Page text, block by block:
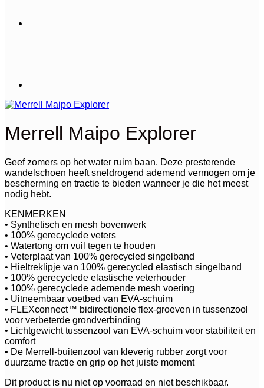
Merrell Maipo Explorer
Geef zomers op het water ruim baan. Deze presterende
wandelschoen heeft sneldrogend ademend vermogen om je
bescherming en tractie te bieden wanneer je die het meest
nodig hebt.
KENMERKEN
• Synthetisch en mesh bovenwerk
• 100% gerecyclede veters
• Watertong om vuil tegen te houden
• Veterplaat van 100% gerecycled singelband
• Hieltreklipje van 100% gerecycled elastisch singelband
• 100% gerecyclede elastische veterhouder
• 100% gerecyclede ademende mesh voering
• Uitneembaar voetbed van EVA-schuim
• FLEXconnect™ bidirectionele flex-groeven in tussenzool
voor verbeterde grondverbinding
• Lichtgewicht tussenzool van EVA-schuim voor stabiliteit en
comfort
• De Merrell-buitenzool van kleverig rubber zorgt voor
duurzame tractie en grip op het juiste moment
Dit product is nu niet op voorraad en niet beschikbaar.